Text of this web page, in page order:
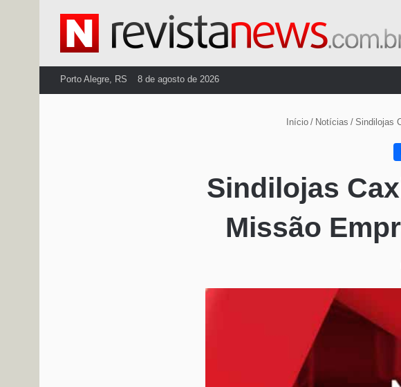
Porto Alegre, RS 8 de agosto de 2026
Início / Notícias / Sindilojas
Sindilojas
Missão